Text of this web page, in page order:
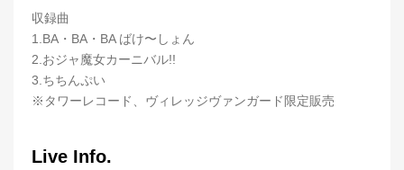
収録曲
1.BA・BA・BA ばけ〜しょん
2.おジャ魔女カーニバル!!
3.ちちんぷい
※タワーレコード、ヴィレッジヴァンガード限定販売
Live Info.